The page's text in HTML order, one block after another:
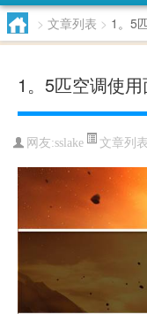
> 文章列表 > 1。5
1。5匹空调使
网友:sslake 文章列表